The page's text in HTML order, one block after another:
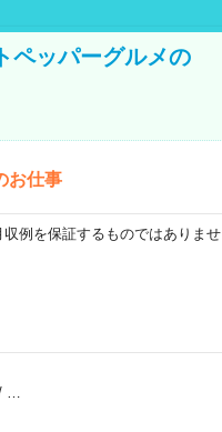
ペッパーグルメの
お仕事
例を保証するものではありませ